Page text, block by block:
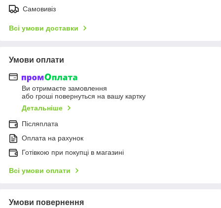
Самовивіз
Всі умови доставки
Умови оплати
Ви отримаєте замовлення
або гроші повернуться на вашу картку
Детальніше
Післяплата
Оплата на рахунок
Готівкою при покупці в магазині
Всі умови оплати
Умови повернення